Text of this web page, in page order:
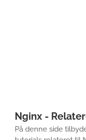
Nginx -
På denne side